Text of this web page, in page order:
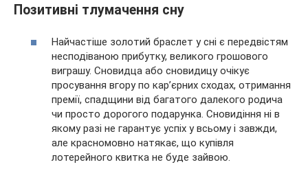
Позитивні тлумачення сну
Найчастіше золотий браслет у сні є передвістям
несподіваною прибутку, великого грошового
виграшу. Сновидца або сновидицу очікує
просування вгору по кар’єрних сходах, отримання
премії, спадщини від багатого далекого родича
чи просто дорогого подарунка. Сновидіння ні в
якому разі не гарантує успіх у всьому і завжди,
але красномовно натякає, що купівля
лотерейного квитка не буде зайвою.